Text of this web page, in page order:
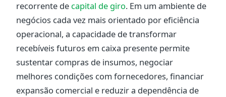
recorrente de capital de giro. Em um ambiente de
negócios cada vez mais orientado por eficiência
operacional, a capacidade de transformar
recebíveis futuros em caixa presente permite
sustentar compras de insumos, negociar
melhores condições com fornecedores, financiar
expansão comercial e reduzir a dependência de